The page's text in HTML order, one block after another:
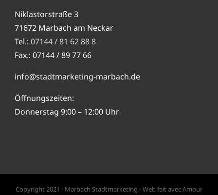
Niklastorstraße 3
71672 Marbach am Neckar
Tel.: 07144 / 81 62 88 8
Fax.: 07144 / 89 77 66
info@stadtmarketing-marbach.de
Öffnungszeiten:
Donnerstag 9:00 – 12:00 Uhr
Copyright 2021 - Marbach Stadtmarketing - Web fait avec Amour